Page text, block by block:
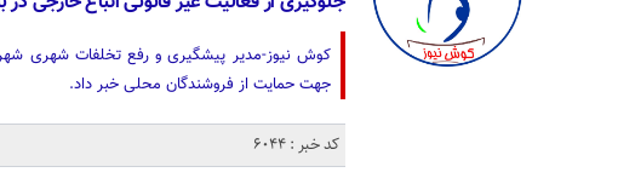
کوش نیوز-مدیر پیشگیری و رفع تخلفات شهری
جهت حمایت از فروشندگان محلی خبر داد.
کد خبر : 6044